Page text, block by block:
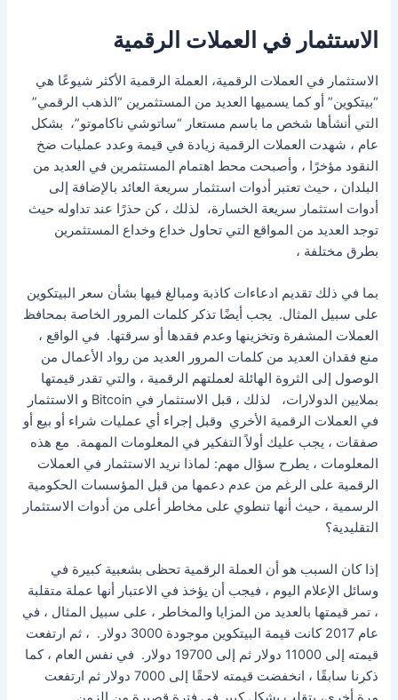
الاستثمار في العملات الرقمية
الاستثمار في العملات الرقمية، العملة الرقمية الأكثر شيوعًا هي
“بيتكوين” أو كما يسميها العديد من المستثمرين “الذهب الرقمي”
التي أنشأها شخص ما باسم مستعار “ساتوشي ناكاموتو”، بشكل
عام ، شهدت العملات الرقمية زيادة في قيمة وعدد عمليات ضخ
النقود مؤخرًا ، وأصبحت محط اهتمام المستثمرين في العديد من
البلدان ، حيث تعتبر أدوات استثمار سريعة العائد بالإضافة إلى
أدوات استثمار سريعة الخسارة، لذلك ، كن حذرًا عند تداوله حيث
توجد العديد من المواقع التي تحاول خداع وخداع المستثمرين
بطرق مختلفة ،
بما في ذلك تقديم ادعاءات كاذبة ومبالغ فيها بشأن سعر البيتكوين
على سبيل المثال. يجب أيضًا تذكر كلمات المرور الخاصة بمحافظ
العملات المشفرة وتخزينها وعدم فقدها أو سرقتها. في الواقع ،
منع فقدان العديد من كلمات المرور العديد من رواد الأعمال من
الوصول إلى الثروة الهائلة لعملتهم الرقمية ، والتي تقدر قيمتها
بملايين الدولارات، لذلك ، قبل الاستثمار في Bitcoin و الاستثمار
في العملات الرقمية الأخري وقبل إجراء أي عمليات شراء أو بيع أو
صفقات ، يجب عليك أولاً التفكير في المعلومات المهمة. مع هذه
المعلومات ، يطرح سؤال مهم: لماذا نريد الاستثمار في العملات
الرقمية على الرغم من عدم دعمها من قبل المؤسسات الحكومية
الرسمية ، حيث أنها تنطوي على مخاطر أعلى من أدوات الاستثمار
التقليدية؟
إذا كان السبب هو أن العملة الرقمية تحظى بشعبية كبيرة في
وسائل الإعلام اليوم ، فيجب أن يؤخذ في الاعتبار أنها عملة متقلبة
، تمر قيمتها بالعديد من المزايا والمخاطر ، على سبيل المثال ، في
عام 2017 كانت قيمة البيتكوين موجودة 3000 دولار. ، ثم ارتفعت
قيمته إلى 11000 دولار ثم إلى 19700 دولار. في نفس العام ، كما
ذكرنا سابقًا ، انخفضت قيمته لاحقًا إلى 7000 دولار ثم ارتفعت